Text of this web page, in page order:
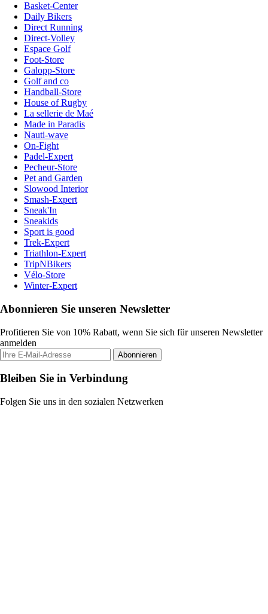
Basket-Center
Daily Bikers
Direct Running
Direct-Volley
Espace Golf
Foot-Store
Galopp-Store
Golf and co
Handball-Store
House of Rugby
La sellerie de Maé
Made in Paradis
Nauti-wave
On-Fight
Padel-Expert
Pecheur-Store
Pet and Garden
Slowood Interior
Smash-Expert
Sneak'In
Sneakids
Sport is good
Trek-Expert
Triathlon-Expert
TripNBikers
Vélo-Store
Winter-Expert
Abonnieren Sie unseren Newsletter
Profitieren Sie von 10% Rabatt, wenn Sie sich für unseren Newsletter
anmelden
Abonnieren
Bleiben Sie in Verbindung
Folgen Sie uns in den sozialen Netzwerken